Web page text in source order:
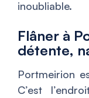
inoubliable.
Flâner à
détente,
Portmeirion
C’est